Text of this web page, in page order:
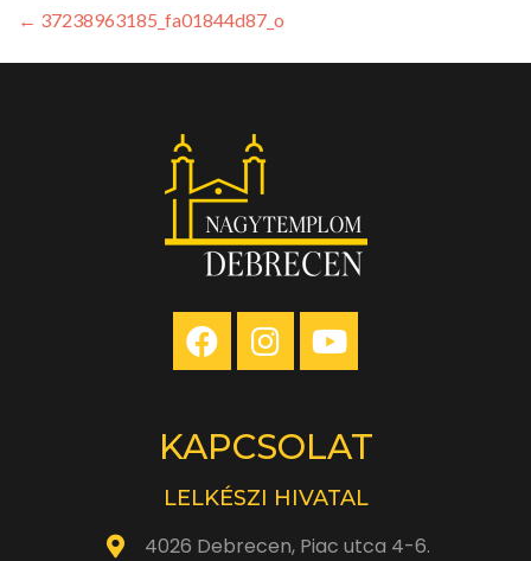
← 37238963185_fa01844d87_o
KAPCSOLAT
LELKÉSZI HIVATAL
4026 Debrecen, Piac utca 4-6.